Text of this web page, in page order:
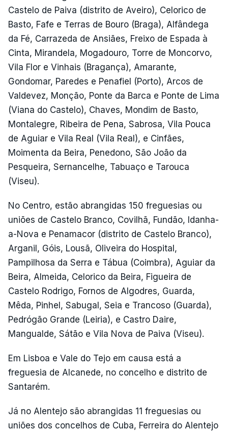
Castelo de Paiva (distrito de Aveiro), Celorico de
Basto, Fafe e Terras de Bouro (Braga), Alfândega
da Fé, Carrazeda de Ansiães, Freixo de Espada à
Cinta, Mirandela, Mogadouro, Torre de Moncorvo,
Vila Flor e Vinhais (Bragança), Amarante,
Gondomar, Paredes e Penafiel (Porto), Arcos de
Valdevez, Monção, Ponte da Barca e Ponte de Lima
(Viana do Castelo), Chaves, Mondim de Basto,
Montalegre, Ribeira de Pena, Sabrosa, Vila Pouca
de Aguiar e Vila Real (Vila Real), e Cinfães,
Moimenta da Beira, Penedono, São João da
Pesqueira, Sernancelhe, Tabuaço e Tarouca
(Viseu).
No Centro, estão abrangidas 150 freguesias ou
uniões de Castelo Branco, Covilhã, Fundão, Idanha-
a-Nova e Penamacor (distrito de Castelo Branco),
Arganil, Góis, Lousã, Oliveira do Hospital,
Pampilhosa da Serra e Tábua (Coimbra), Aguiar da
Beira, Almeida, Celorico da Beira, Figueira de
Castelo Rodrigo, Fornos de Algodres, Guarda,
Mêda, Pinhel, Sabugal, Seia e Trancoso (Guarda),
Pedrógão Grande (Leiria), e Castro Daire,
Mangualde, Sátão e Vila Nova de Paiva (Viseu).
Em Lisboa e Vale do Tejo em causa está a
freguesia de Alcanede, no concelho e distrito de
Santarém.
Já no Alentejo são abrangidas 11 freguesias ou
uniões dos concelhos de Cuba, Ferreira do Alentejo